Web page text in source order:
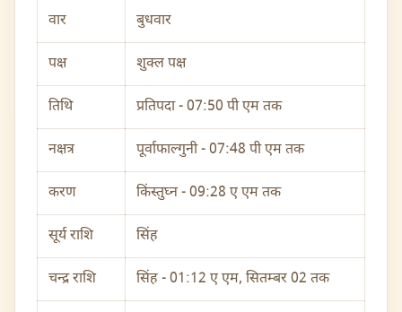
वार बुधवार
पक्ष शुक्ल पक्ष
तिथि प्रतिपदा - 07:50 पी एम तक
नक्षत्र पूर्वाफाल्गुनी - 07:48 पी एम तक
करण किंस्तुघ्न - 09:28 ए एम तक
सूर्य राशि सिंह
चन्द्र राशि सिंह - 01:12 ए एम, सितम्बर 02 तक